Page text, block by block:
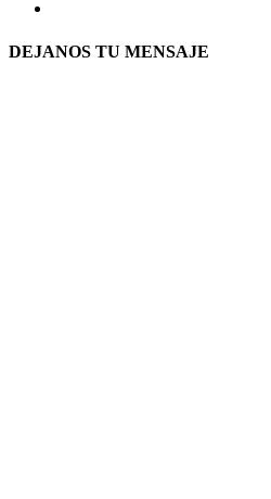
DEJANOS TU MENSAJE